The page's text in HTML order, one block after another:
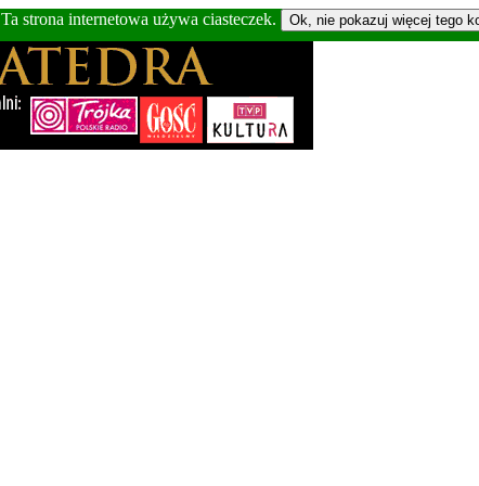
Ta strona internetowa używa ciasteczek.